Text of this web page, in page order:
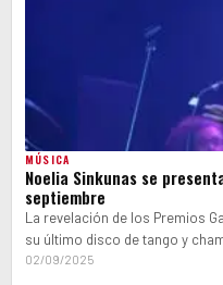
MÚSICA
Noelia Sinkunas se
septiembre
La revelación de los Premios
su último disco de tango y
compositora Noelia…
02/09/2025